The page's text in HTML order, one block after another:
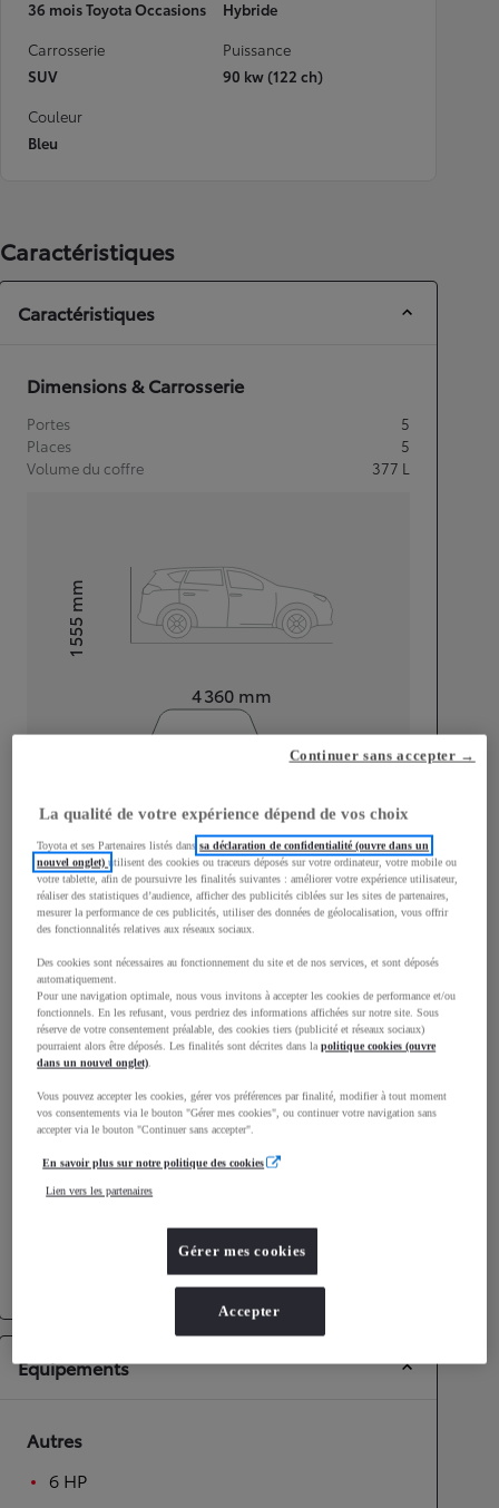
36 mois Toyota Occasions
Hybride
Carrosserie
SUV
Puissance
90 kw (122 ch)
Couleur
Bleu
Caractéristiques
Caractéristiques
Dimensions & Carrosserie
Portes
5
Places
5
Volume du coffre
377 L
4 360 mm
Hauteur1 555
mm
Largeur
1 795mm
Consommation mixte
Consommation mixte 3,8L/100 km
Émissions CO2
86g/km
Performances
Vitesse maximale
Roues motrices avant
Boîte automatique
Équipements
Autres
6 HP
La qualité de votre expérience dépend de vos choix
Toyota et ses Partenaires listés danssa déclaration de confidentialité (ouvre dans un
nouvel onglet)utilisent des cookies ou traceurs déposés sur votre ordinateur, votre mobile ou
votre tablette, afin de poursuivre les finalités suivantes : améliorer votre expérience utilisateur,
réaliser des statistiques d’audience, afficher des publicités ciblées sur les sites de partenaires,
mesurer la performance de ces publicités, utiliser des données de géolocalisation, vous offrir
des fonctionnalités relatives aux réseaux sociaux.
Des cookies sont nécessaires au fonctionnement du site et de nos services, et sont déposés
automatiquement.
Pour une navigation optimale, nous vous invitons à accepter les cookies de performance et/ou
fonctionnels. En les refusant, vous perdriez des informations affichées sur notre site. Sous
réserve de votre consentement préalable, des cookies tiers (publicité et réseaux sociaux)
pourraient alors être déposés. Les finalités sont décrites dans lapolitique cookies (ouvre
dans un nouvel onglet).
Vous pouvez accepter les cookies, gérer vos préférences par finalité, modifier à tout moment
vos consentements via le bouton "Gérer mes cookies", ou continuer votre navigation sans
accepter via le bouton "Continuer sans accepter".
En savoir plus sur notre politique des cookies
Lien vers les partenaires
Gérer mes cookies
Continuer sans accepter →
Accepter